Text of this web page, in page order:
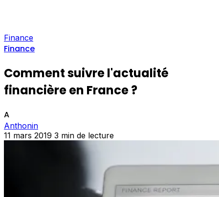
Finance
Finance
Comment suivre l'actualité
financière en France ?
A
Anthonin
11 mars 2019 3 min de lecture